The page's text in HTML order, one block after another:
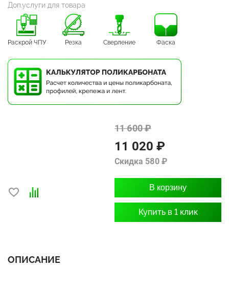
Доп.услуги для товара
Раскрой ЧПУ Резка Сверление Фаска
11 600 ₽
11 020 ₽
Скидка 580 ₽
В корзину
Купить в 1 клик
ОПИСАНИЕ